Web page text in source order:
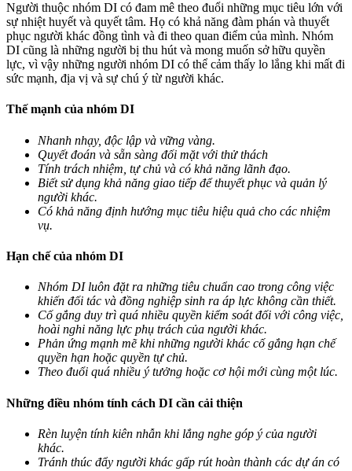
Người thuộc nhóm DI có đam mê theo đuổi những mục tiêu lớn với
sự nhiệt huyết và quyết tâm. Họ có khả năng đàm phán và thuyết
phục người khác đồng tình và đi theo quan điểm của mình. Nhóm
DI cũng là những người bị thu hút và mong muốn sở hữu quyền
lực, vì vậy những người nhóm DI có thể cảm thấy lo lắng khi mất đi
sức mạnh, địa vị và sự chú ý từ người khác.
Thế mạnh của nhóm DI
Nhanh nhạy, độc lập và vững vàng.
Quyết đoán và sẵn sàng đối mặt với thử thách
Tính trách nhiệm, tự chủ và có khả năng lãnh đạo.
Biết sử dụng khả năng giao tiếp để thuyết phục và quản lý
người khác.
Có khả năng định hướng mục tiêu hiệu quả cho các nhiệm
vụ.
Hạn chế của nhóm DI
Nhóm DI luôn đặt ra những tiêu chuẩn cao trong công việc
khiến đối tác và đồng nghiệp sinh ra áp lực không cần thiết.
Cố gắng duy trì quá nhiều quyền kiểm soát đối với công việc,
hoài nghi năng lực phụ trách của người khác.
Phản ứng mạnh mẽ khi những người khác cố gắng hạn chế
quyền hạn hoặc quyền tự chủ.
Theo đuổi quá nhiều ý tưởng hoặc cơ hội mới cùng một lúc.
Những điều nhóm tính cách DI cần cải thiện
Rèn luyện tính kiên nhẫn khi lắng nghe góp ý của người
khác.
Tránh thúc đẩy người khác gấp rút hoàn thành các dự án có